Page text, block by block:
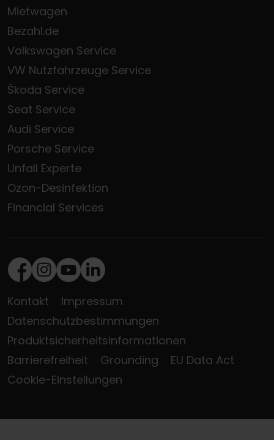
Mietwagen
Bezahl.de
Volkswagen Service
VW Nutzfahrzeuge Service
Škoda Service
Seat Service
Audi Service
Porsche Service
Unfall Experte
Ozon-Desinfektion
Financial Services
Facebook
Instagram
Youtube
LinkedIn
Kontakt
Impressum
Datenschutzbestimmungen
Produktsicherheitsinformationen
Barrierefreiheit
Grounding
EU Data Act
Cookie-Einstellungen